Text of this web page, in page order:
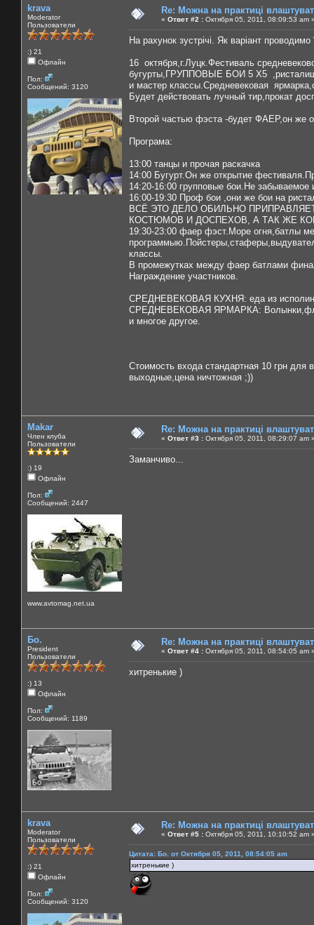
krava
Moderator
Пользователи
:) 21
Офлайн
Пол:
Сообщений: 3120
Re: Можна на практиці
« Ответ #2 : Октября 05, 2011, 08:09:53 am
На рахунок зустрічі. Як варіант проводимо
16 октября,г.Луцк.Фестиваль
бугурты,ГРУППОВЫЕ БОИ 5 Х5
и мастер классы.Средневековая
Будет действовать лучный тир,прокат
Второй частью фэста -будет ФАЕР,он же
Програма:
13:00 танцы и прочая раскачка
14:00 Бугурт.Он же открытие
14:20-16:00 групповые бои.Не
16:00-19:30 Проф бои ,они же бои на
ВСЁ ЭТО ДЕЛО ОБИЛЬНО
КОСТЮМОВ И ДОСПЕХОВ, А ТАК ЖЕ
19:30-23:00 фаер фэст.Море огня,батлы
классы.
В промежутках между фаер батлами
Награждение участников.
СРЕДНЕВЕКОВАЯ КУХНЯ: еда из
СРЕДНЕВЕКОВАЯ ЯРМАРКА:
и многое другое.
Стоимость входа стандартная 10 грн для
выходные,цена ничтожная ;))
Makar
Член клуба
Пользователи
:) 19
Офлайн
Пол:
Сообщений: 2447
www.avtomag.net.ua
Re: Можна на практиці
« Ответ #3 : Октября 05, 2011, 08:29:07 am
Заманчиво...
Бо.
President
Пользователи
:) 13
Офлайн
Пол:
Сообщений: 1189
Re: Можна на практиці
« Ответ #4 : Октября 05, 2011, 08:54:05 am
хитренькие )
krava
Moderator
Пользователи
:) 21
Офлайн
Пол:
Сообщений: 3120
Re: Можна на практиці
« Ответ #5 : Октября 05, 2011, 10:10:52 am
Цитата: Бо. от Октября 05, 2011, 08:54:05 am
хитренькие )